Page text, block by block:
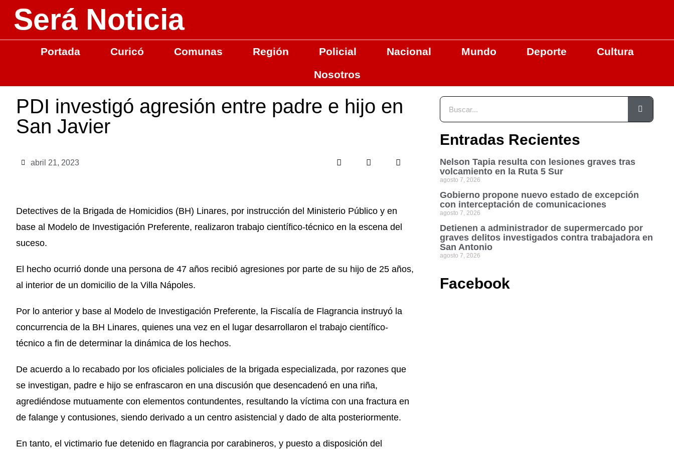
Será Noticia
Portada Curicó Comunas Región Policial Nacional Mundo Deporte
Cultura
Nosotros
PDI investigó agresión entre padre e hijo en
San Javier
abril 21, 2023
Detectives de la Brigada de Homicidios (BH) Linares, por instrucción del Ministerio Público y en
base al Modelo de Investigación Preferente, realizaron trabajo científico-técnico en la escena del
suceso.
El hecho ocurrió donde una persona de 47 años recibió agresiones por parte de su hijo de 25 años,
al interior de un domicilio de la Villa Nápoles.
Por lo anterior y base al Modelo de Investigación Preferente, la Fiscalía de Flagrancia instruyó la
concurrencia de la BH Linares, quienes una vez en el lugar desarrollaron el trabajo científico-
técnico a fin de determinar la dinámica de los hechos.
De acuerdo a lo recabado por los oficiales policiales de la brigada especializada, por razones que
se investigan, padre e hijo se enfrascaron en una discusión que desencadenó en una riña,
agrediéndose mutuamente con elementos contundentes, resultando la víctima con una fractura en
de falange y contusiones, siendo derivado a un centro asistencial y dado de alta posteriormente.
En tanto, el victimario fue detenido en flagrancia por carabineros, y puesto a disposición del
Entradas Recientes
Nelson Tapia resulta con lesiones graves tras
volcamiento en la Ruta 5 Sur
agosto 7, 2026
Gobierno propone nuevo estado de excepción
con interceptación de comunicaciones
agosto 7, 2026
Detienen a administrador de supermercado por
graves delitos investigados contra trabajadora en
San Antonio
agosto 7, 2026
Facebook